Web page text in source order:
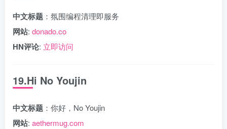
中文标题 ：氛围编程清理即服务
网站: donado.co
HN评论: 立即访问
19.Hi No Youjin
中文标题 ：你好，No Youjin
网站: aethermug.com